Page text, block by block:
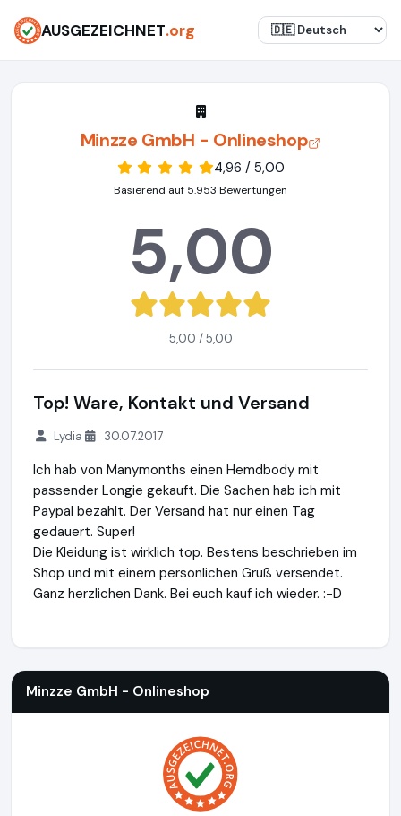
AUSGEZEICHNET.org
Minzze GmbH - Onlineshop
4,96 / 5,00
Basierend auf 5.953 Bewertungen
5,00
5,00 / 5,00
Top! Ware, Kontakt und Versand
Lydia 30.07.2017
Ich hab von Manymonths einen Hemdbody mit
passender Longie gekauft. Die Sachen hab ich mit
Paypal bezahlt. Der Versand hat nur einen Tag
gedauert. Super!
Die Kleidung ist wirklich top. Bestens beschrieben im
Shop und mit einem persönlichen Gruß versendet.
Ganz herzlichen Dank. Bei euch kauf ich wieder. :-D
Minzze GmbH - Onlineshop